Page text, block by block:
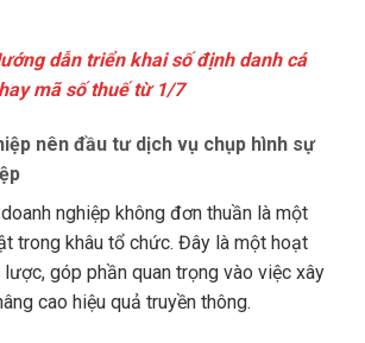
dẫn triển khai số định danh cá
mã số thuế từ 1/7
nên đầu tư dịch vụ chụp hình sự
nghiệp không đơn thuần là một
trong khâu tổ chức. Đây là một hoạt
góp phần quan trọng vào việc xây
cao hiệu quả truyền thông.